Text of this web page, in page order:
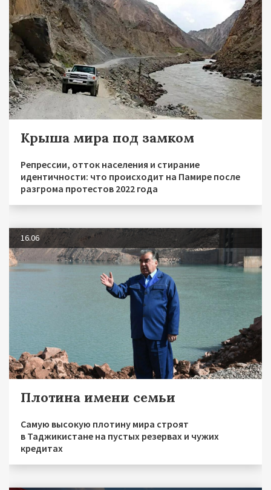
Крыша мира под замком
Репрессии, отток населения и стирание
идентичности: что происходит на Памире после
разгрома протестов 2022 года
16.06
Плотина имени семьи
Самую высокую плотину мира строят
в Таджикистане на пустых резервах и чужих
кредитах